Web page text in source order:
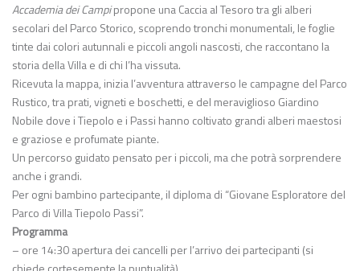
Accademia dei Campipropone una Caccia al Tesoro tra gli alberi
secolari del Parco Storico, scoprendo tronchi monumentali, le foglie
tinte dai colori autunnali e piccoli angoli nascosti, che raccontano la
storia della Villa e di chi l’ha vissuta.
Ricevuta la mappa, inizia l’avventura attraverso le campagne del Parco
Rustico, tra prati, vigneti e boschetti, e del meraviglioso Giardino
Nobile dove i Tiepolo e i Passi hanno coltivato grandi alberi maestosi
e graziose e profumate piante.
Un percorso guidato pensato per i piccoli, ma che potrà sorprendere
anche i grandi.
Per ogni bambino partecipante, il diploma di “Giovane Esploratore del
Parco di Villa Tiepolo Passi”.
Programma
– ore 14:30 apertura dei cancelli per l’arrivo dei partecipanti (si